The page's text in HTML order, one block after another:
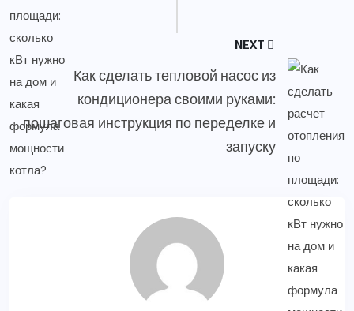
NEXT
Как сделать тепловой насос из
кондиционера своими руками:
пошаговая инструкция по переделке и
запуску